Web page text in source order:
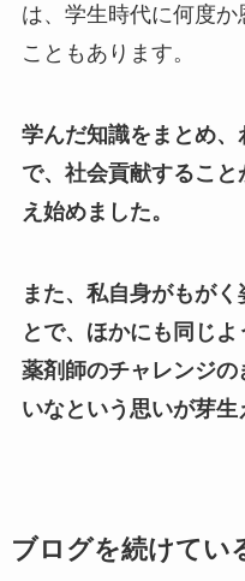
は、学生時代に何度
こともあります。
学んだ知識をまとめ
で、社会貢献するこ
え始めました。
また、私自身がもが
とで、ほかにも同じ
薬剤師のチャレンジ
いなという思いが芽生
ブログを続けてい